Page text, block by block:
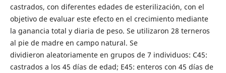
castrados, con diferentes edades de esterilización, con el
objetivo de evaluar este efecto en el crecimiento mediante
la ganancia total y diaria de peso. Se utilizaron 28 terneros
al pie de madre en campo natural. Se
dividieron aleatoriamente en grupos de 7 individuos: C45:
castrados a los 45 días de edad; E45: enteros con 45 días de